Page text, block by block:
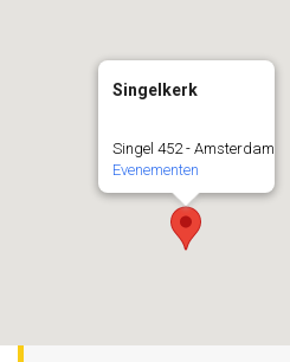
Singelkerk
Singel 452 - Amsterdam
Evenementen